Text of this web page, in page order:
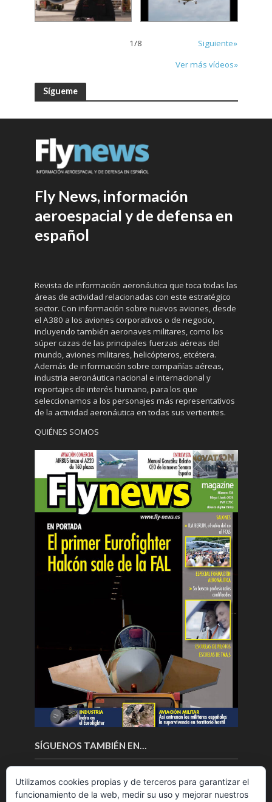
1/8
Siguiente»
Ver más vídeos»
Sígueme
Fly News, información
aeroespacial y de defensa en
español
Revista de información aeronáutica que toca todas las
áreas de actividad relacionadas con este estratégico
sector. Con información sobre nuevos aviones, desde
el A380 a los aviones corporativos o de negocio,
incluyendo también aeronaves militares, como los
súper cazas de las principales fuerzas aéreas del
mundo, aviones militares, helicópteros, etcétera.
Además de información sobre compañías aéreas,
industria aeronáutica nacional e internacional y
reportajes de interés humano, para los que
seleccionamos a los personajes más representativos
de la actividad aeronáutica en todas sus vertientes.
QUIÉNES SOMOS
SÍGUENOS TAMBIÉN EN…
Utilizamos cookies propias y de terceros para garantizar el
funcionamiento de la web, medir su uso y mejorar nuestros